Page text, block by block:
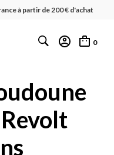
à partir de 200 € d'achat
0